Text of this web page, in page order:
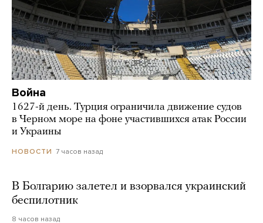
Война
1627-й день. Турция ограничила движение судов
в Черном море на фоне участившихся атак России
и Украины
НОВОСТИ 7 часов назад
В Болгарию залетел и взорвался украинский
беспилотник
8 часов назад